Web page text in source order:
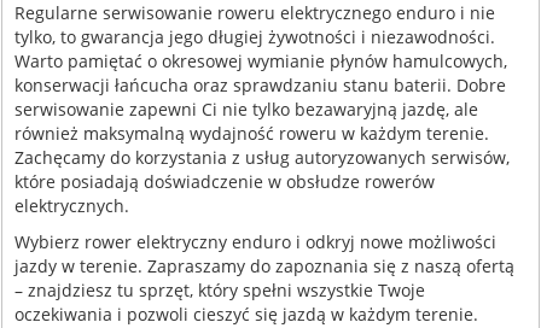
Regularne serwisowanie roweru elektrycznego enduro i nie
tylko, to gwarancja jego długiej żywotności i niezawodności.
Warto pamiętać o okresowej wymianie płynów hamulcowych,
konserwacji łańcucha oraz sprawdzaniu stanu baterii. Dobre
serwisowanie zapewni Ci nie tylko bezawaryjną jazdę, ale
również maksymalną wydajność roweru w każdym terenie.
Zachęcamy do korzystania z usług autoryzowanych serwisów,
które posiadają doświadczenie w obsłudze rowerów
elektrycznych.
Wybierz rower elektryczny enduro i odkryj nowe możliwości
jazdy w terenie. Zapraszamy do zapoznania się z naszą ofertą
– znajdziesz tu sprzęt, który spełni wszystkie Twoje
oczekiwania i pozwoli cieszyć się jazdą w każdym terenie.